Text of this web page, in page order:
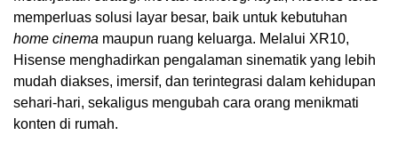
memperluas solusi layar besar, baik untuk kebutuhan
home cinema maupun ruang keluarga. Melalui XR10,
Hisense menghadirkan pengalaman sinematik yang lebih
mudah diakses, imersif, dan terintegrasi dalam kehidupan
sehari-hari, sekaligus mengubah cara orang menikmati
konten di rumah.